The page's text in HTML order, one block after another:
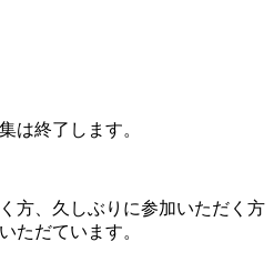
は終了します。
方、久しぶりに参加いただく方
ただています。